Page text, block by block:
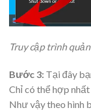
Truy cập trình
Bước 3: Tại đây
Chỉ có thể hợp nhất
Như vậy theo hình